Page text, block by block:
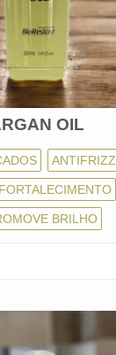
OIL
ANTIFRIZZ
FORTALECIMENTO
BRILHO